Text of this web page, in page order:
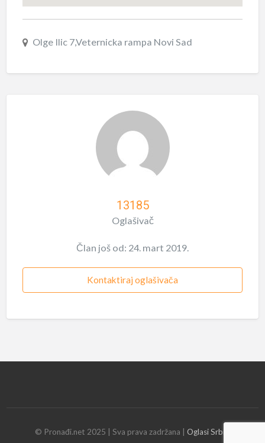
Olge Ilic 7,Veternicka rampa Novi Sad
13185
Oglašivač
Član još od: 24. mart 2019.
Kontaktiraj oglašivača
© Pronađi.net 2025 | Sva prava zadržana | Oglasi Srbija